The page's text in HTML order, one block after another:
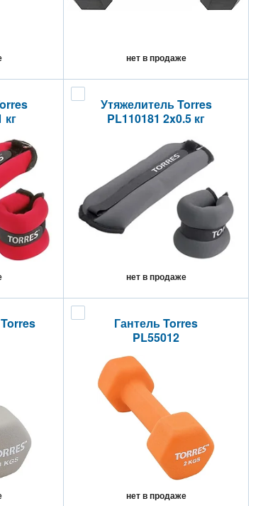
нет в продаже
кг
Утяжелитель Torres
PL110181 2x0.5 кг
нет в продаже
Гантель Torres
PL55012
нет в продаже